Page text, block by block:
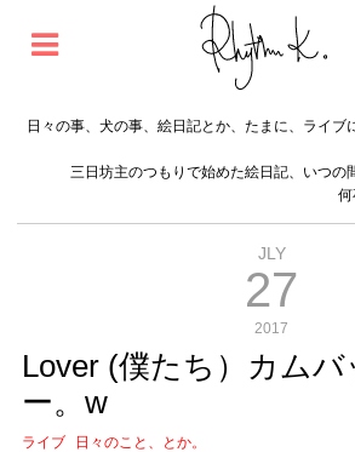
日々の事、犬の事、絵日記とか、たまに、ライブ
三日坊主のつもりで始めた絵日記、いつの
JLY
27
2017
Lover (僕たち）カムバ
ー。w
ライブ 日々のこと、とか。